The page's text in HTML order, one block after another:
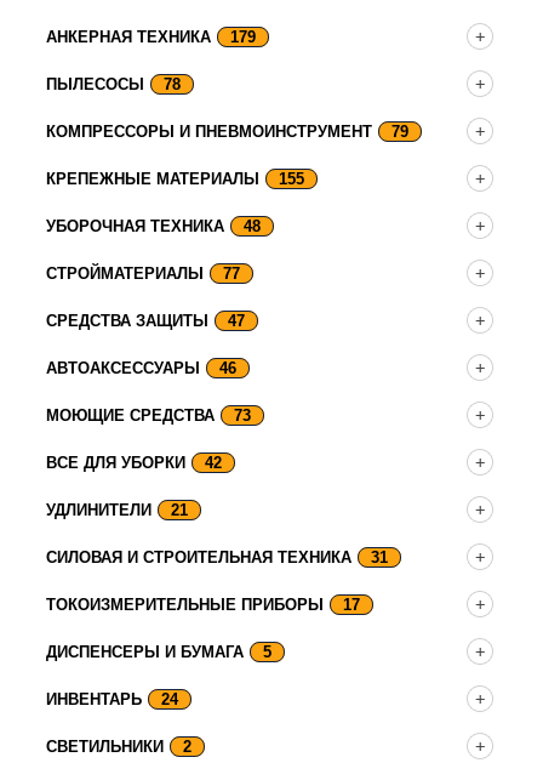
АНКЕРНАЯ ТЕХНИКА 179
ПЫЛЕСОСЫ 78
КОМПРЕССОРЫ И ПНЕВМОИНСТРУМЕНТ 79
КРЕПЕЖНЫЕ МАТЕРИАЛЫ 155
УБОРОЧНАЯ ТЕХНИКА 48
СТРОЙМАТЕРИАЛЫ 77
СРЕДСТВА ЗАЩИТЫ 47
АВТОАКСЕССУАРЫ 46
МОЮЩИЕ СРЕДСТВА 73
ВСЕ ДЛЯ УБОРКИ 42
УДЛИНИТЕЛИ 21
СИЛОВАЯ И СТРОИТЕЛЬНАЯ ТЕХНИКА 31
ТОКОИЗМЕРИТЕЛЬНЫЕ ПРИБОРЫ 17
ДИСПЕНСЕРЫ И БУМАГА 5
ИНВЕНТАРЬ 24
СВЕТИЛЬНИКИ 2